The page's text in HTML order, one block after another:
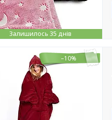
Залишилось 35 днів
–10%